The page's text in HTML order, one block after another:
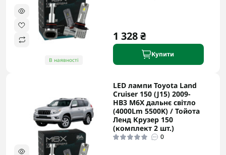
В наявності
1 328 ₴
Купити
LED лампи Toyota Land
Cruiser 150 (J15) 2009-
HB3 M6X дальнє світло
(4000Lm 5500K) / Тойота
Ленд Крузер 150
(комплект 2 шт.)
0